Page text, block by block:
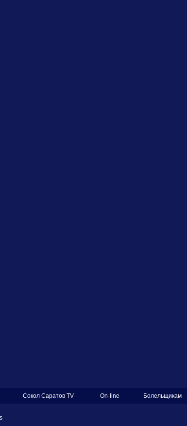
Сокол Саратов TV On-line Болельщикам